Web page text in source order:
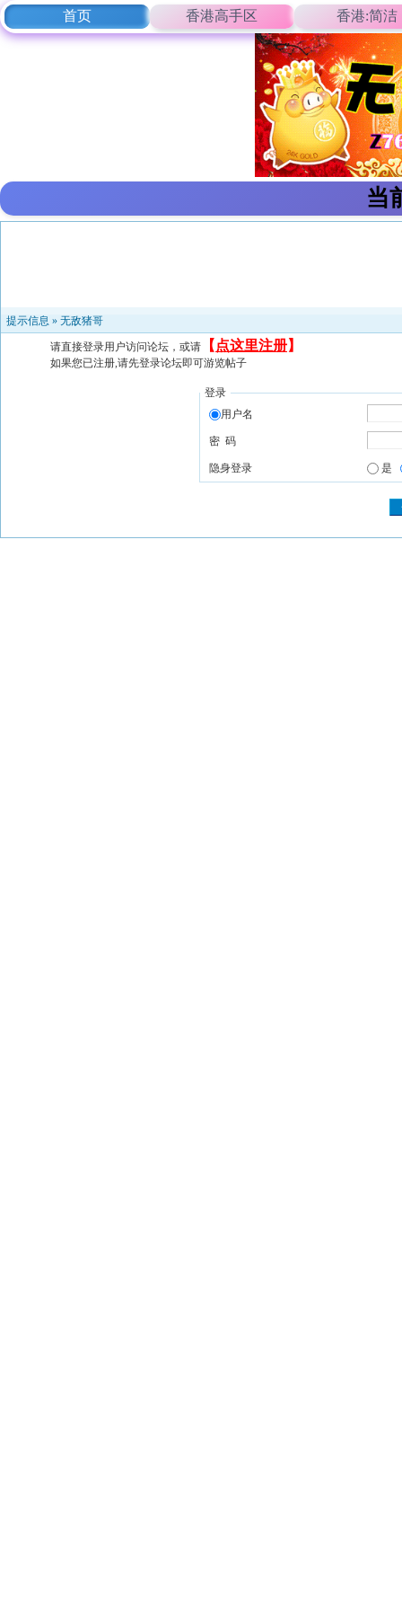
首页 香港高手区 香港:简洁
当
提示信息 » 无敌猪哥
请直接登录用户访问论坛，或请 【 点这里注册】
如果您已注册,请先登录论坛即可游览帖子
登录
用户名
密 码
隐身登录 是